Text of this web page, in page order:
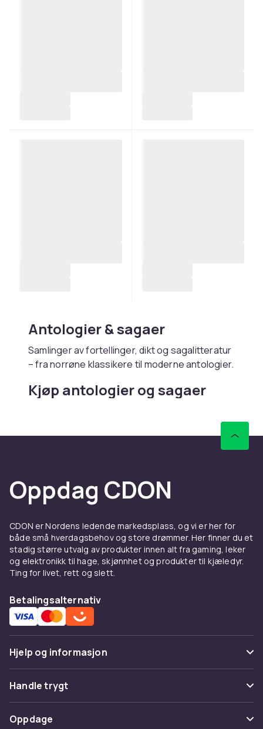
Antologier & sagaer
Samlinger av fortellinger, dikt og sagalitteratur
– fra norrøne klassikere til moderne antologier.
Kjøp antologier og sagaer
Oppdag CDON
CDON er Nordens ledende markedsplass, og vi er her for
både små hverdagsbehov og store drømmer. Her finner du et
stadig større utvalg av produkter innen alt fra gaming, leker
og elektronikk til hage, skjønnhet og produkter til kjæledyr.
Ting for livet, rett og slett.
Betalingsalternativ
Hjelp og informasjon
Vanlige spørsmål
Spor pakke
Handle trygt
Betaling
Oppdage